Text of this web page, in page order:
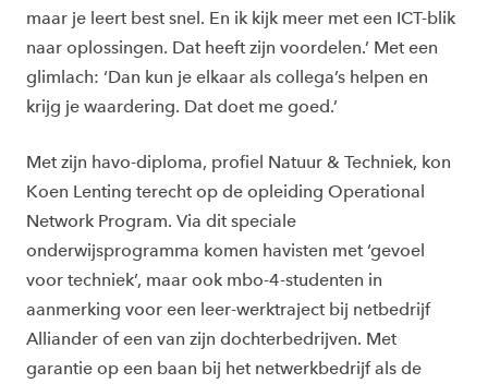
maar je leert best snel. En ik kijk meer met een ICT-blik
naar oplossingen. Dat heeft zijn voordelen.’ Met een
glimlach: ‘Dan kun je elkaar als collega’s helpen en
krijg je waardering. Dat doet me goed.’
Met zijn havo-diploma, profiel Natuur & Techniek, kon
Koen Lenting terecht op de opleiding Operational
Network Program. Via dit speciale
onderwijsprogramma komen havisten met ‘gevoel
voor techniek’, maar ook mbo-4-studenten in
aanmerking voor een leer-werktraject bij netbedrijf
Alliander of een van zijn dochterbedrijven. Met
garantie op een baan bij het netwerkbedrijf als de